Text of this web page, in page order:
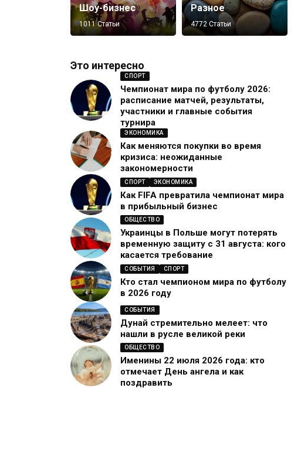
Шоу-бизнес
1011 Статьи
Разное
4772 Статьи
Это интересно
СПОРТ
Чемпионат мира по футболу 2026:
расписание матчей, результаты,
участники и главные события
турнира
ЭКОНОМИКА
Как меняются покупки во время
кризиса: неожиданные
закономерности
СПОРТ ЭКОНОМИКА
Как FIFA превратила чемпионат мира
в прибыльный бизнес
ОБЩЕСТВО
Украинцы в Польше могут потерять
временную защиту с 31 августа: кого
касается требование
СОБЫТИЯ СПОРТ
Кто стал чемпионом мира по футболу
в 2026 году
СОБЫТИЯ
Дунай стремительно мелеет: что
нашли в русле великой реки
ОБЩЕСТВО
Именины 22 июля 2026 года: кто
отмечает День ангела и как
поздравить